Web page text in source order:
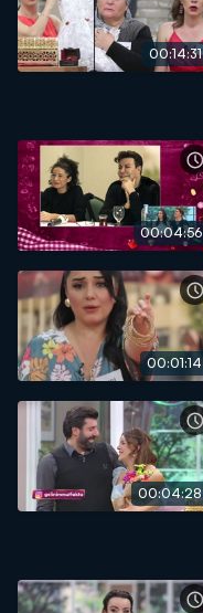
00:14:31
00:04:56
00:01:14
00:04:28